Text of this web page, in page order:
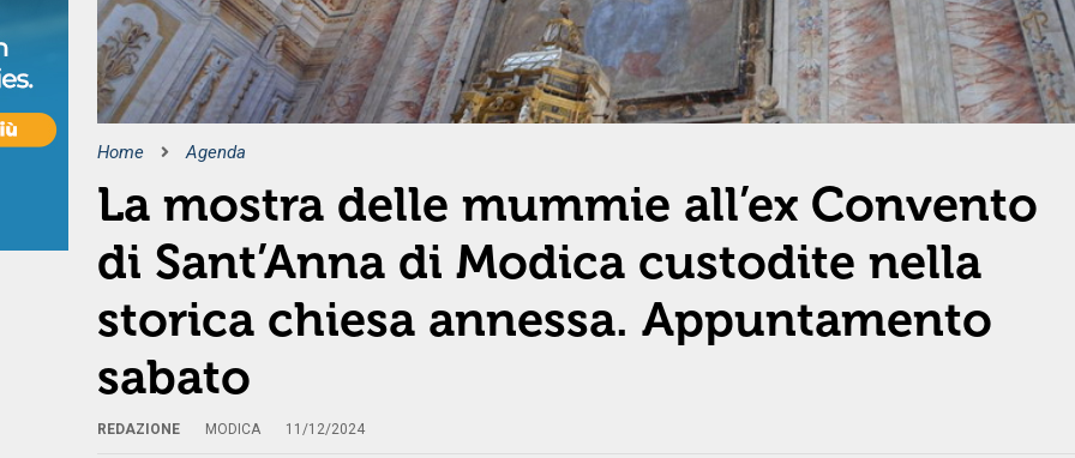
Home Agenda
La mostra delle mummie all’ex Convento
di Sant’Anna di Modica custodite nella
storica chiesa annessa. Appuntamento
sabato
REDAZIONE MODICA 11/12/2024